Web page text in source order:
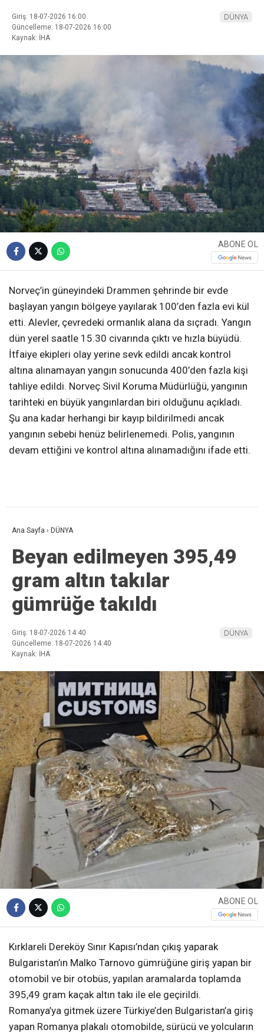
Giriş: 18-07-2026 16:00
Güncelleme: 18-07-2026 16:00
Kaynak: İHA
DÜNYA
ABONE OL
Norveç’in güneyindeki Drammen şehrinde bir evde
başlayan yangın bölgeye yayılarak 100’den fazla evi kül
etti. Alevler, çevredeki ormanlık alana da sıçradı. Yangın
dün yerel saatle 15.30 civarında çıktı ve hızla büyüdü.
İtfaiye ekipleri olay yerine sevk edildi ancak kontrol
altına alınamayan yangın sonucunda 400’den fazla kişi
tahliye edildi. Norveç Sivil Koruma Müdürlüğü, yangının
tarihteki en büyük yangınlardan biri olduğunu açıkladı.
Şu ana kadar herhangi bir kayıp bildirilmedi ancak
yangının sebebi henüz belirlenemedi. Polis, yangının
devam ettiğini ve kontrol altına alınamadığını ifade etti.
Ana Sayfa › DÜNYA
Beyan edilmeyen 395,49
gram altın takılar
gümrüğe takıldı
Giriş: 18-07-2026 14:40
Güncelleme: 18-07-2026 14:40
Kaynak: İHA
DÜNYA
ABONE OL
Kırklareli Dereköy Sınır Kapısı’ndan çıkış yaparak
Bulgaristan’ın Malko Tarnovo gümrüğüne giriş yapan bir
otomobil ve bir otobüs, yapılan aramalarda toplamda
395,49 gram kaçak altın takı ile ele geçirildi.
Romanya’ya gitmek üzere Türkiye’den Bulgaristan’a giriş
yapan Romanya plakalı otomobilde, sürücü ve yolcuların